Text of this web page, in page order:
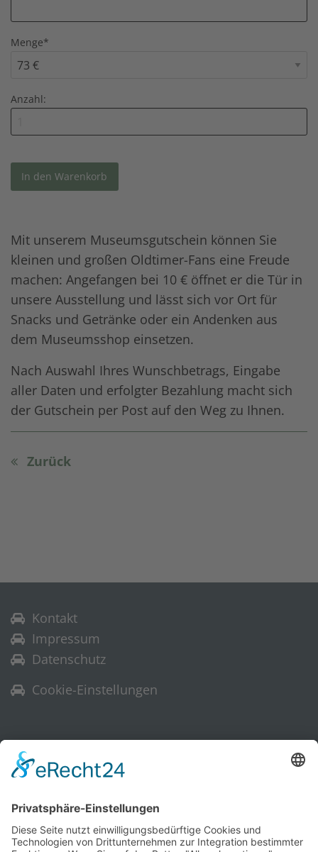
Menge*
Anzahl:
Mit unserem Museumsgutschein können Sie
kleinen und großen Oldtimer-Fans eine Freude
machen: Angefangen bei 10 € öffnet er die Tür in
unsere Ausstellung und lässt sich vor Ort für
Snacks und Getränke oder ein Andenken aus
dem Museumsshop einsetzen.
Nach Auswahl Ihres Wunschbetrags, Eingabe
aller Daten und erfolgter Bezahlung macht sich
der Gutschein per Post auf den Weg zu Ihnen.
Zurück
Kontakt
Impressum
Datenschutz
Cookie-Einstellungen
Ihr Warenkorb ist leer.